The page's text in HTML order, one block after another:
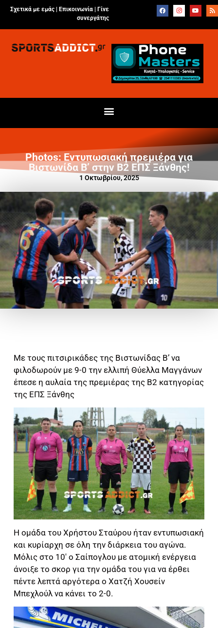
Σχετικά με εμάς | Επικοινωνία
Γίνε
συνεργάτης
Photos: Εντυπωσιακή πρεμιέρα για
Βιστωνίδα Β’ στην Β2 ΕΠΣ Ξάνθης!
1 Οκτωβρίου, 2025
Με τους πιτσιρικάδες της Βιστωνίδας Β’ να
φιλοδωρούν με 9-0 την ελλιπή Θύελλα Μαγγάνων
έπεσε η αυλαία της πρεμιέρας της Β2 κατηγορίας
της ΕΠΣ Ξάνθης
Η ομάδα του Χρήστου Σταύρου ήταν εντυπωσιακή
και κυρίαρχη σε όλη την διάρκεια του αγώνα.
Μόλις στο 10′ ο Σαίπογλου με ατομική ενέργεια
άνοιξε το σκορ για την ομάδα του για να έρθει
πέντε λεπτά αργότερα ο Χατζή Χουσείν
Μπεχλούλ να κάνει το 2-0.